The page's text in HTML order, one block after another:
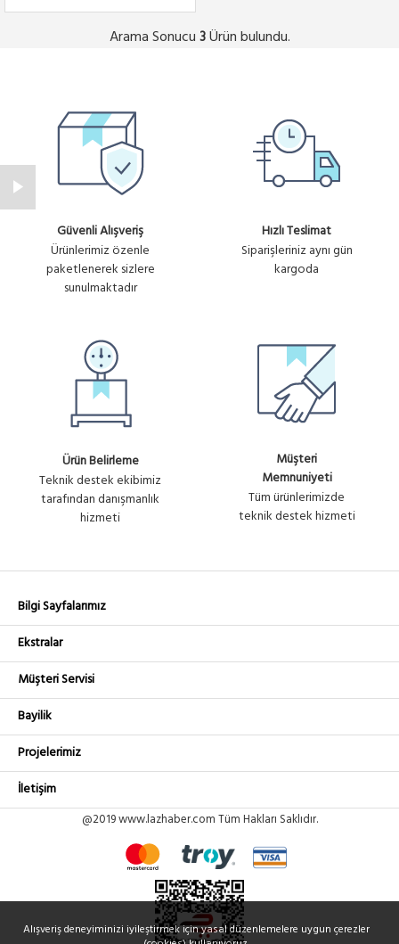
Arama Sonucu 3Ürün bulundu.
Güvenli Alışveriş
Ürünlerimiz özenle
paketlenerek sizlere
sunulmaktadır
Hızlı Teslimat
Siparişleriniz aynı gün
kargoda
Ürün Belirleme
Teknik destek ekibimiz
tarafından danışmanlık
hizmeti
Müşteri
Memnuniyeti
Tüm ürünlerimizde
teknik destek hizmeti
Bilgi Sayfalarımız
Ekstralar
Müşteri Servisi
Bayilik
Projelerimiz
İletişim
@2019 www.lazhaber.com Tüm Hakları Saklıdır.
Alışveriş deneyiminizi iyileştirmek için yasal düzenlemelere uygun çerezler